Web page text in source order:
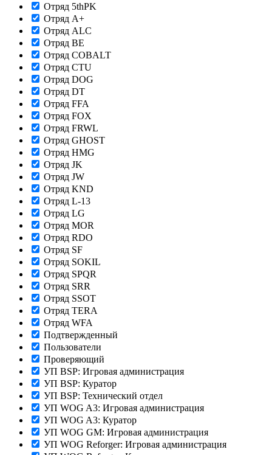
Отряд 5thPK
Отряд A+
Отряд ALC
Отряд BE
Отряд COBALT
Отряд CTU
Отряд DOG
Отряд DT
Отряд FFA
Отряд FOX
Отряд FRWL
Отряд GHOST
Отряд HMG
Отряд JK
Отряд JW
Отряд KND
Отряд L-13
Отряд LG
Отряд MOR
Отряд RDO
Отряд SF
Отряд SOKIL
Отряд SPQR
Отряд SRR
Отряд SSOT
Отряд TERA
Отряд WFA
Подтвержденный
Пользователи
Проверяющий
УП BSP: Игровая администрация
УП BSP: Куратор
УП BSP: Технический отдел
УП WOG A3: Игровая администрация
УП WOG A3: Куратор
УП WOG GM: Игровая администрация
УП WOG Reforger: Игровая администрация